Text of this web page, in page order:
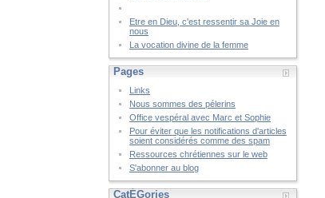
Etre en Dieu, c'est ressentir sa Joie en
nous
La vocation divine de la femme
Pages
Links
Nous sommes des pélerins
Office vespéral avec Marc et Sophie
Pour éviter que les notifications d'articles
soient considérés comme des spam
Ressources chrétiennes sur le web
S'abonner au blog
CatÉGories